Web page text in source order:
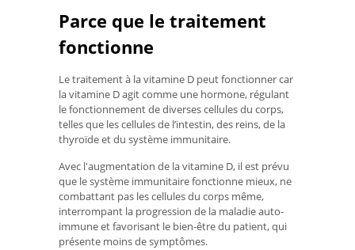
Parce que le traitement
fonctionne
Le traitement à la vitamine D peut fonctionner car
la vitamine D agit comme une hormone, régulant
le fonctionnement de diverses cellules du corps,
telles que les cellules de l’intestin, des reins, de la
thyroïde et du système immunitaire.
Avec l'augmentation de la vitamine D, il est prévu
que le système immunitaire fonctionne mieux, ne
combattant pas les cellules du corps même,
interrompant la progression de la maladie auto-
immune et favorisant le bien-être du patient, qui
présente moins de symptômes.